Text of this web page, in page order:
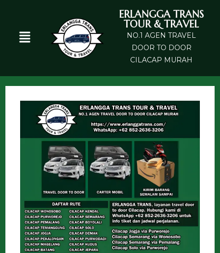
ERLANGGA TRANS
TOUR & TRAVEL
NO.1 AGEN TRAVEL
DOOR TO DOOR
CILACAP MURAH